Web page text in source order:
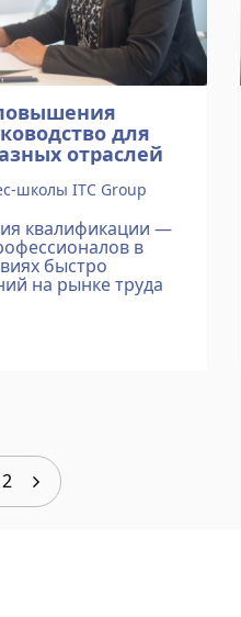
для
отраслей
школы ITC Group
квалификации —
в
быстро
на рынке труда
навыков
2